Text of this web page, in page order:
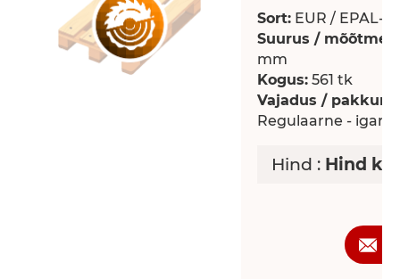
Sort: EUR / EPAL-
Suurus / mõõtmed:
mm
Kogus: 561 tk
Vajadus /
Regulaarne -
Hind : Hind